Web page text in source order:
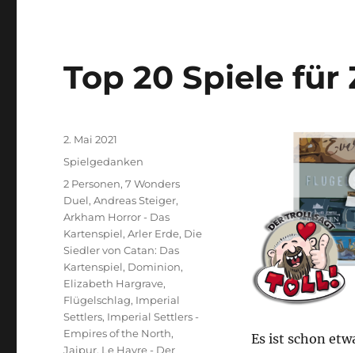
Top 20 Spiele für
Es ist schon
Veröffentlicht
am
2. Mai 2021
Kategorien
Spielgedanken
Schlagwörter
2 Personen,7 Wonders
Duel,Andreas Steiger,
Arkham Horror - Das
Kartenspiel,Arler Erde, Die
Siedler von Catan: Das
Kartenspiel, Dominion,
Elizabeth Hargrave,
Flügelschlag, Imperial
Settlers, Imperial Settlers -
Empires of the North,
Jaipur, Le Havre - Der